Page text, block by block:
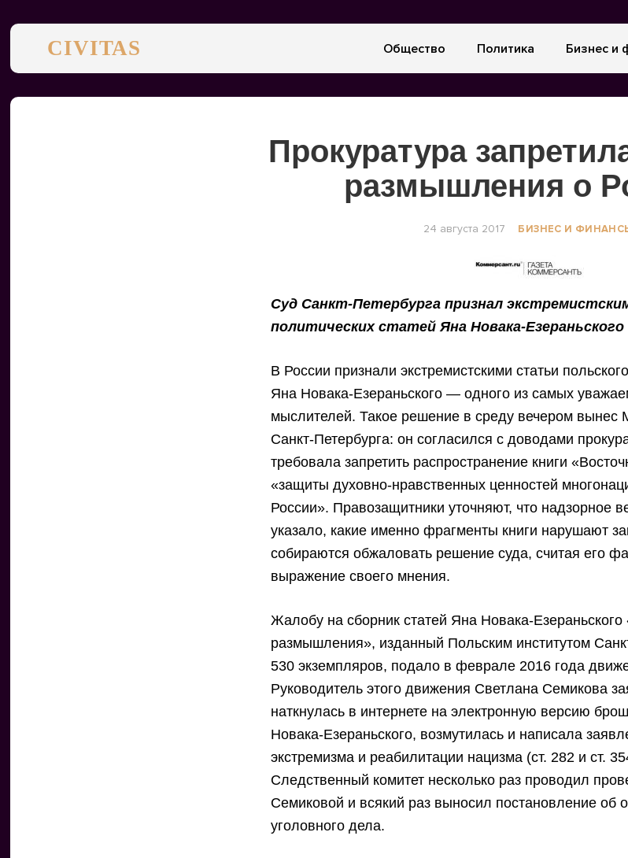
CIVITAS Общество Политика Бизнес и
Прокуратура
размышления о
24 августа 2017 БИЗНЕС И
Суд Санкт-Петербурга признал
политических статей Яна Новака-Езераньского
В России признали экстремистскими статьи
Яна Новака-Езераньского — одного из самых
мыслителей. Такое решение в среду вечером вынес
Санкт-Петербурга: он согласился с доводами
требовала запретить распространение книги
«защиты духовно-нравственных ценностей
России». Правозащитники уточняют, что надзорное
указало, какие именно фрагменты книги нарушают
собираются обжаловать решение суда, считая его
выражение своего мнения.
Жалобу на сборник статей Яна Новака-
размышления», изданный Польским институтом
530 экземпляров, подало в феврале 2016 года
Руководитель этого движения Светлана Семикова
наткнулась в интернете на электронную версию
Новака-Езераньского, возмутилась и написала
экстремизма и реабилитации нацизма (ст. 282 и ст.
Следственный комитет несколько раз проводил
Семиковой и всякий раз выносил постановление об
уголовного дела.